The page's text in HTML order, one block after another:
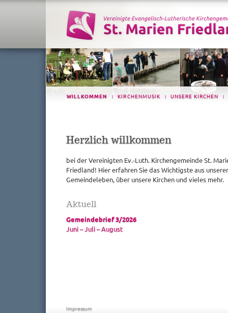
WILLKOMMEN | KIRCHENMUSIK | UNSERE KIRCHEN |
Herzlich willkommen
bei der Vereinigten Ev.-Luth. Kirchengemeinde St.
Friedland! Hier erfahren Sie das Wichtigste aus
Gemeindeleben, über unsere Kirchen und vieles mehr.
Aktuell
Gemeindebrief 3/2026
Juni – Juli – August
Impressum